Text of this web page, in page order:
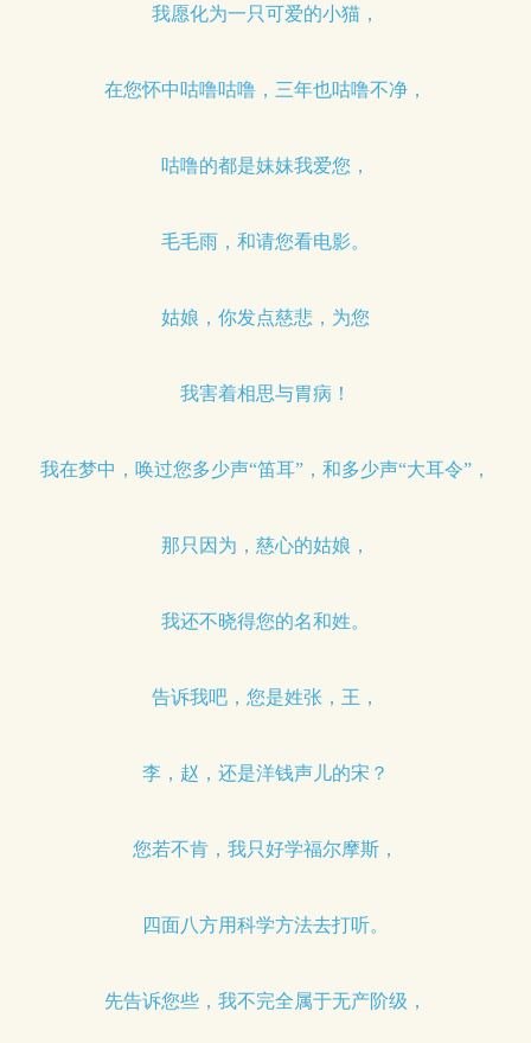
我愿化为一只可爱的小猫，
在您怀中咕噜咕噜，三年也咕噜不净，
咕噜的都是妹妹我爱您，
毛毛雨，和请您看电影。
姑娘，你发点慈悲，为您
我害着相思与胃病！
我在梦中，唤过您多少声“笛耳”，和多少声“大耳令”，
那只因为，慈心的姑娘，
我还不晓得您的名和姓。
告诉我吧，您是姓张，王，
李，赵，还是洋钱声儿的宋？
您若不肯，我只好学福尔摩斯，
四面八方用科学方法去打听。
先告诉您些，我不完全属于无产阶级，